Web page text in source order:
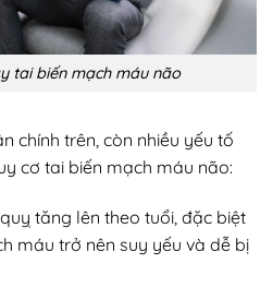
tai biến mạch máu não
chính trên, còn nhiều yếu tố
cơ tai biến mạch máu não:
tăng lên theo tuổi, đặc biệt
máu trở nên suy yếu và dễ bị